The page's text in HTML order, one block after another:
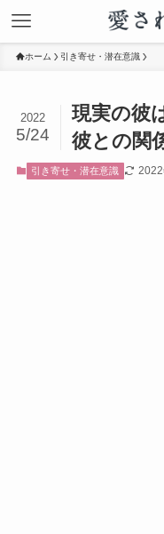
ホーム 引き寄せ・潜在意識
現実の彼
彼との関
2022
5/24
引き寄せ・潜在意識 2022